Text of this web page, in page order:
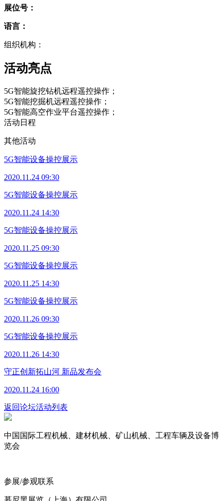
展位号：
语言：
组织机构：
活动亮点
5G智能旋挖钻机远程遥控操作；
5G智能挖掘机远程遥控操作；
5G智能高空作业平台遥控操作；
活动日程
其他活动
5G智能设备操控展示
2020.11.24 09:30
5G智能设备操控展示
2020.11.24 14:30
5G智能设备操控展示
2020.11.25 09:30
5G智能设备操控展示
2020.11.25 14:30
5G智能设备操控展示
2020.11.26 09:30
5G智能设备操控展示
2020.11.26 14:30
守正创新拓山河 新品发布会
2020.11.24 16:00
返回论坛活动列表
中国国际工程机械、建材机械、矿山机械、工程车辆及设备博
览会
参展/参观联系